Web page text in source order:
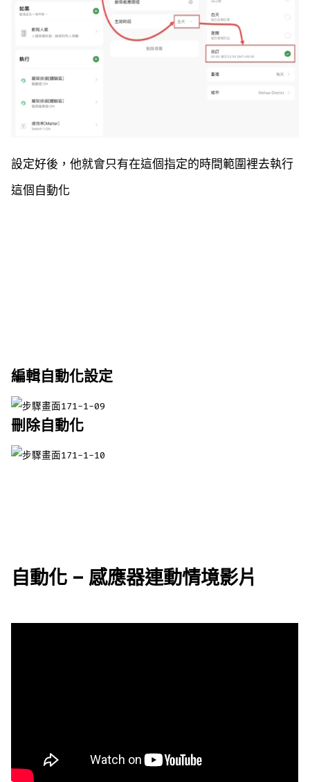
設定好後，他就會只有在這個指定的時間範圍裡去執行
這個自動化
編輯自動化設定
刪除自動化
自動化 – 感應器連動情境影片